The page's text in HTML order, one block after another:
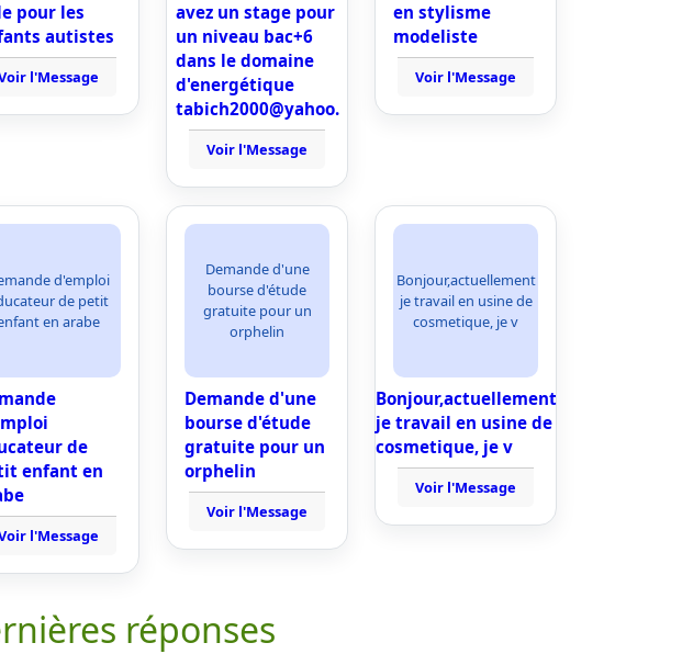
pour les
autistes
l'Message
avez un stage pour
un niveau bac+6
dans le domaine
d'energétique
tabich2000@yahoo.
Voir l'Message
en stylisme
modeliste
Voir l'Message
d'emploi
de petit
en arabe
de
enfant en
l'Message
Demande d'une
bourse d'étude
gratuite pour un
orphelin
Demande d'une
bourse d'étude
gratuite pour un
orphelin
Voir l'Message
Bonjour,actuellement
je travail en usine de
cosmetique, je v
Bonjour,actuellement
je travail en usine de
cosmetique, je v
Voir l'Message
réponses